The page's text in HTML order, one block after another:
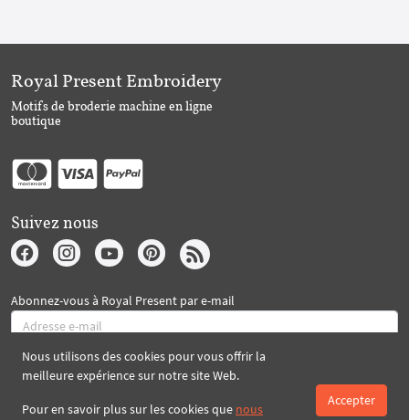
Nous utilisons des cookies pour vous offrir la
meilleure expérience sur notre site Web.
Pour en savoir plus sur les cookies que nous
Accepter
Royal Present Embroidery
Motifs de broderie machine en ligne
boutique
Suivez nous
Abonnez-vous à Royal Present par e-mail
S'abonner